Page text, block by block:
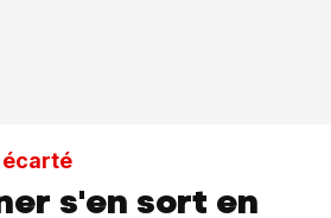
s'en sort en